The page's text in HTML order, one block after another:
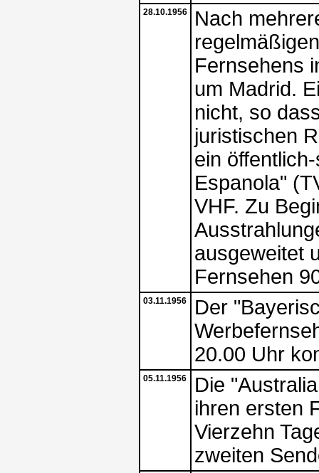
28.10.1956
Nach
Fernsehens
um Madrid.
nicht, so
juristischen
ein
Espanola"
VHF. Zu
ausgeweitet
Fernsehen
03.11.1956
Der
20.00 Uhr
05.11.1956
Die
ihren ersten
Vierzehn
zweiten